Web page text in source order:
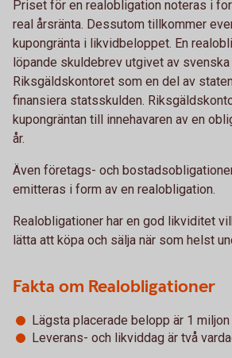
Priset för en realobligation noteras i
real årsränta. Dessutom tillkommer
kupongränta i likvidbeloppet. En
löpande skuldebrev utgivet av
Riksgäldskontoret som en del av
finansiera statsskulden.
kupongräntan till innehavaren av en
år.
Även företags- och
emitteras i form av en realobligation.
Realobligationer har en god likviditet
lätta att köpa och sälja när som helst
Fakta om Realobligationer
Lägsta placerade belopp är 1
Leverans- och likviddag är två